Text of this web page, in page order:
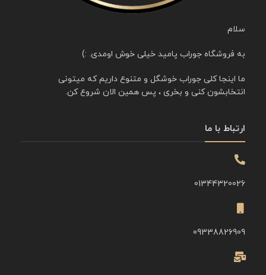
سلام
به فروشگاه جوراب پامید خیلی خوش اومدی. :)
ما اینجا کلی جوراب خوشگل و متنوع داریم که میتونی
انتخابشون کنی و بخری ، پس همین الان شروع کن.
ارتباط با ما
01344320026
09338826909